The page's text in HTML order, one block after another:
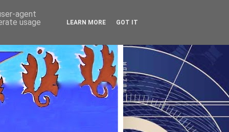
agent
usage
LEARN MORE GOT IT